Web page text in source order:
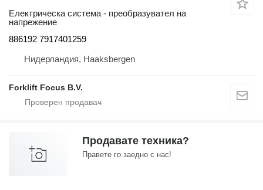
Електрическа система - преобразувател на
напрежение
886192 7917401259
Нидерландия, Haaksbergen
Forklift Focus B.V.
Продавате техника?
Правете го заедно с нас!